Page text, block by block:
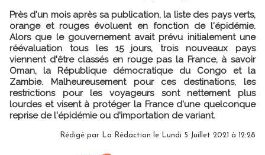
Près d'un mois après sa publication, la liste des pays verts,
orange et rouges évoluent en fonction de l'épidémie.
Alors que le gouvernement avait prévu initialement une
réévaluation tous les 15 jours, trois nouveaux pays
viennent d'être classés en rouge pas la France, à savoir
Oman, la République démocratique du Congo et la
Zambie. Malheureusement pour ces destinations, les
restrictions pour les voyageurs sont nettement plus
lourdes et visent à protéger la France d'une quelconque
reprise de l'épidémie ou d'importation de variant.
Rédigé par La Rédaction le Lundi 5 Juillet 2021 à 12:28